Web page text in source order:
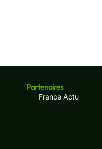
Partenaires
France Actu